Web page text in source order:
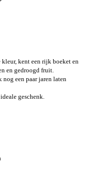
kent een rijk boeket en
en gedroogd fruit.
een paar jaren laten
geschenk.